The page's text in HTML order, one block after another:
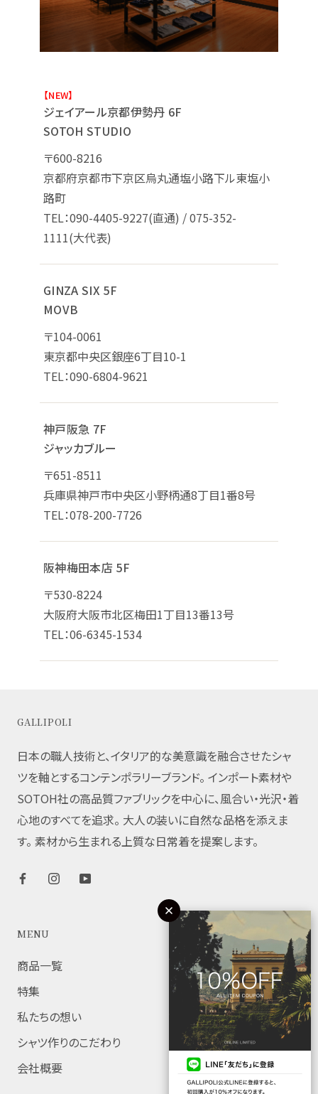
【NEW】
ジェイアール京都伊勢丹 6F
SOTOH STUDIO
〒600-8216
京都府京都市下京区烏丸通塩小路下ル東塩小
路町
TEL：090-4405-9227(直通) / 075-352-
1111(大代表)
GINZA SIX 5F
MOVB
〒104-0061
東京都中央区銀座6丁目10-1
TEL：090-6804-9621
神戸阪急 7F
ジャッカブルー
〒651-8511
兵庫県神戸市中央区小野柄通8丁目1番8号
TEL：078-200-7726
阪神梅田本店 5F
〒530-8224
大阪府大阪市北区梅田1丁目13番13号
TEL：06-6345-1534
GALLIPOLI
日本の職人技術と、イタリア的な美意識を融合させたシャ
ツを軸とするコンテンポラリーブランド。 インポート素材や
SOTOH社の高品質ファブリックを中心に、風合い・光沢・着
心地のすべてを追求。 大人の装いに自然な品格を添えま
す。 素材から生まれる上質な日常着を提案します。
MENU
商品一覧
特集
私たちの想い
シャツ作りのこだわり
会社概要